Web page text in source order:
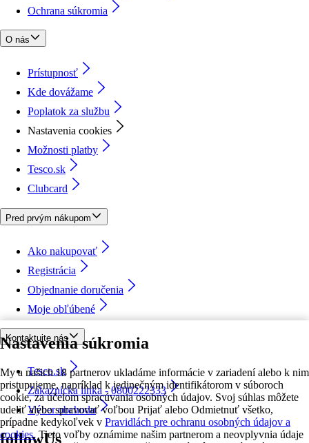
Nastavenia súkromia
My a našich 18 partnerov ukladáme informácie v zariadení alebo k nim
pristupujeme, napríklad k jedinečným identifikátorom v súboroch
cookie, za účelom spracúvania osobných údajov. Svoj súhlas môžete
udeliť alebo spravovať voľbou Prijať alebo Odmietnuť všetko,
prípadne kedykoľvek v Pravidlách pre ochranu osobných údajov a
cookies. Tieto voľby oznámime našim partnerom a neovplyvnia údaje
Ochrana súkromia
O nás
Prístupnosť
Kde dovážame
Poplatok za službu
Nastavenia cookies
Možnosti platby
Tesco.sk
Clubcard
Pred prvým nákupom
Ako nakupovať
Registrácia
Objednanie doručenia
Moje obľúbené
Kontaktujte nás
Tesco.sk
Zákaznícka linka - 0800222333
Výber obchodu
followUs